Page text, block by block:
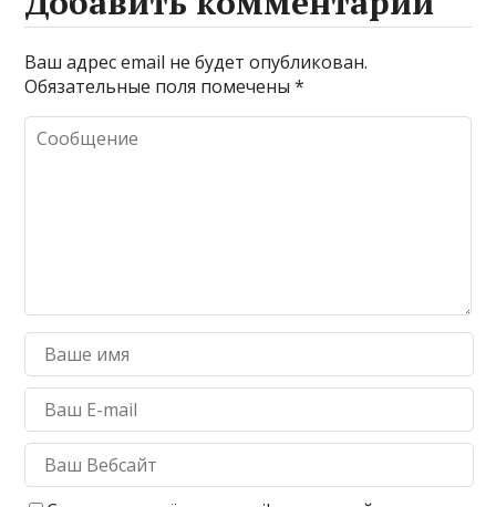
Ваш адрес email не будет опубликован.
Обязательные поля помечены*